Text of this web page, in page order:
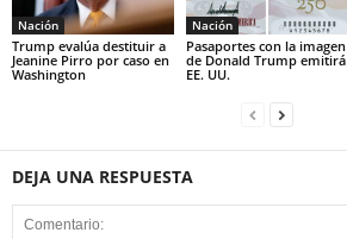
Nación
Trump evalúa destituir a
Jeanine Pirro por caso en
Washington
Nación
Pasaportes con la imagen
de Donald Trump emitirá
EE. UU.
DEJA UNA RESPUESTA